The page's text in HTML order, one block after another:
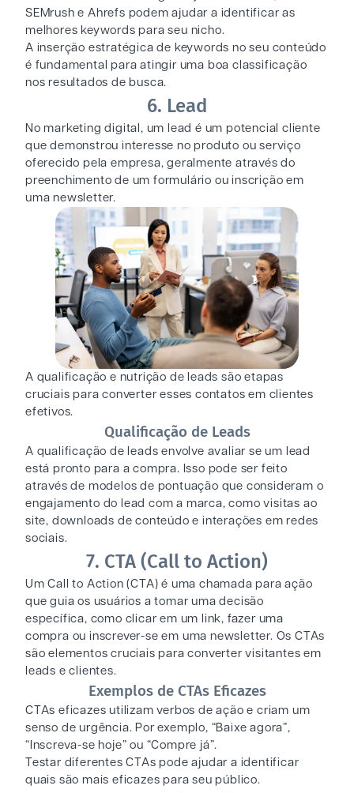
SEMrush e Ahrefs podem ajudar a identificar as
melhores keywords para seu nicho.
A inserção estratégica de keywords no seu conteúdo
é fundamental para atingir uma boa classificação
nos resultados de busca.
6. Lead
No marketing digital, um lead é um potencial cliente
que demonstrou interesse no produto ou serviço
oferecido pela empresa, geralmente através do
preenchimento de um formulário ou inscrição em
uma newsletter.
A qualificação e nutrição de leads são etapas
cruciais para converter esses contatos em clientes
efetivos.
Qualificação de Leads
A qualificação de leads envolve avaliar se um lead
está pronto para a compra. Isso pode ser feito
através de modelos de pontuação que consideram o
engajamento do lead com a marca, como visitas ao
site, downloads de conteúdo e interações em redes
sociais.
7. CTA (Call to Action)
Um Call to Action (CTA) é uma chamada para ação
que guia os usuários a tomar uma decisão
específica, como clicar em um link, fazer uma
compra ou inscrever-se em uma newsletter. Os CTAs
são elementos cruciais para converter visitantes em
leads e clientes.
Exemplos de CTAs Eficazes
CTAs eficazes utilizam verbos de ação e criam um
senso de urgência. Por exemplo, “Baixe agora”,
“Inscreva-se hoje” ou “Compre já”.
Testar diferentes CTAs pode ajudar a identificar
quais são mais eficazes para seu público.